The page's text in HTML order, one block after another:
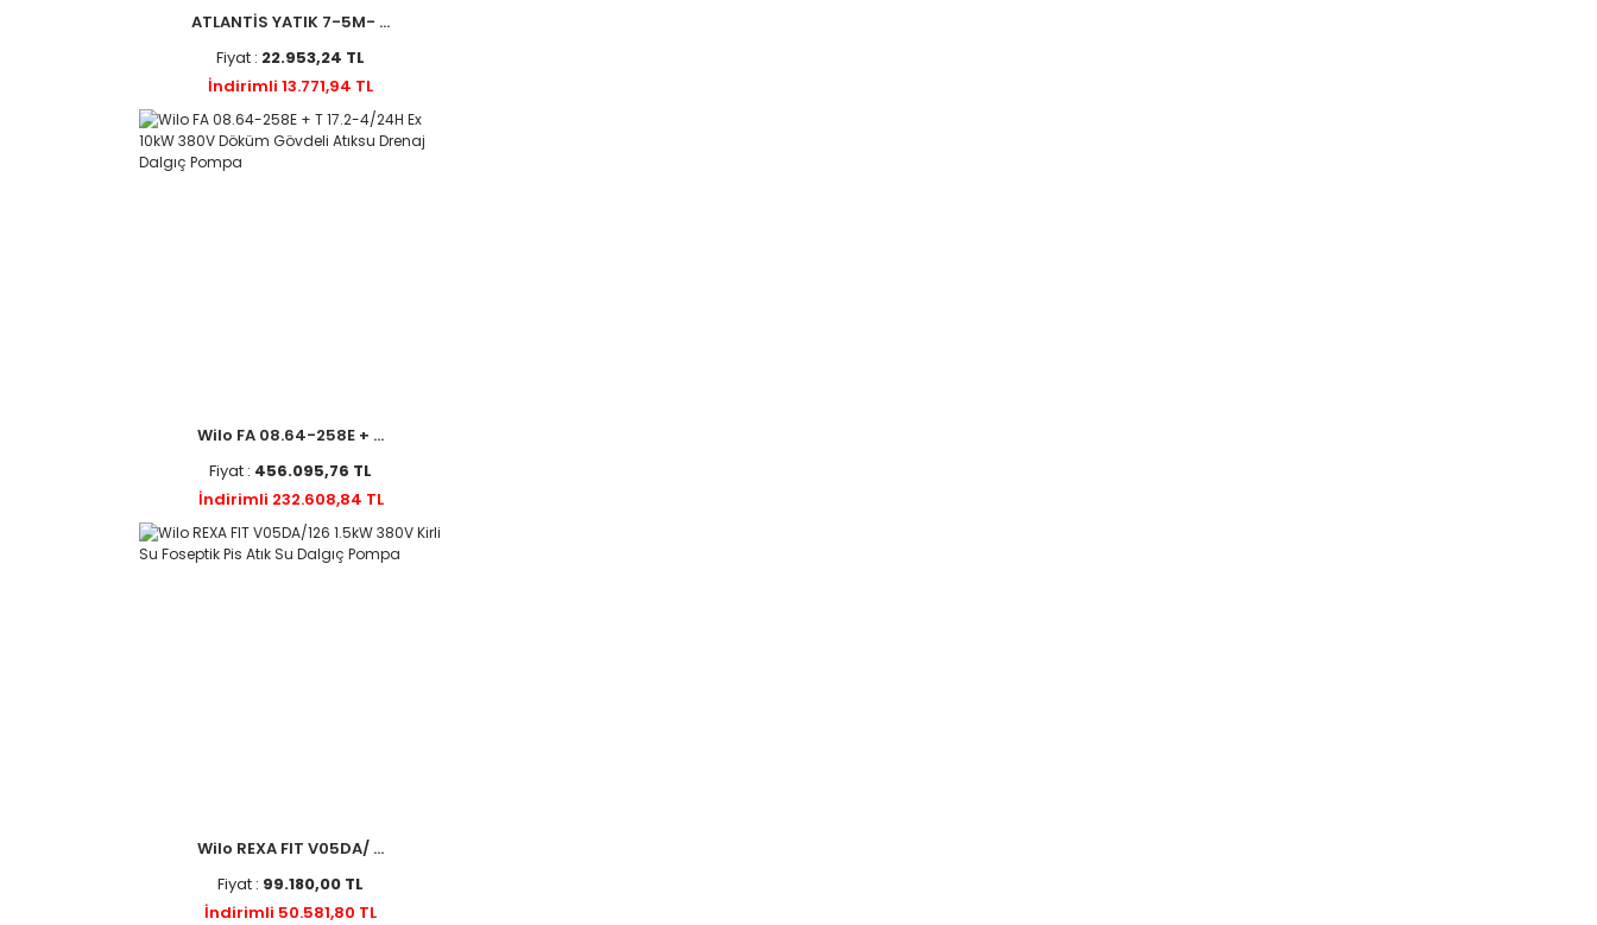
ATLANTİS YATIK 7-5M- ...
Fiyat : 22.953,24 TL
İndirimli 13.771,94 TL
Wilo FA 08.64-258E + ...
Fiyat : 456.095,76 TL
İndirimli 232.608,84 TL
Wilo REXA FIT V05DA/ ...
Fiyat : 99.180,00 TL
İndirimli 50.581,80 TL